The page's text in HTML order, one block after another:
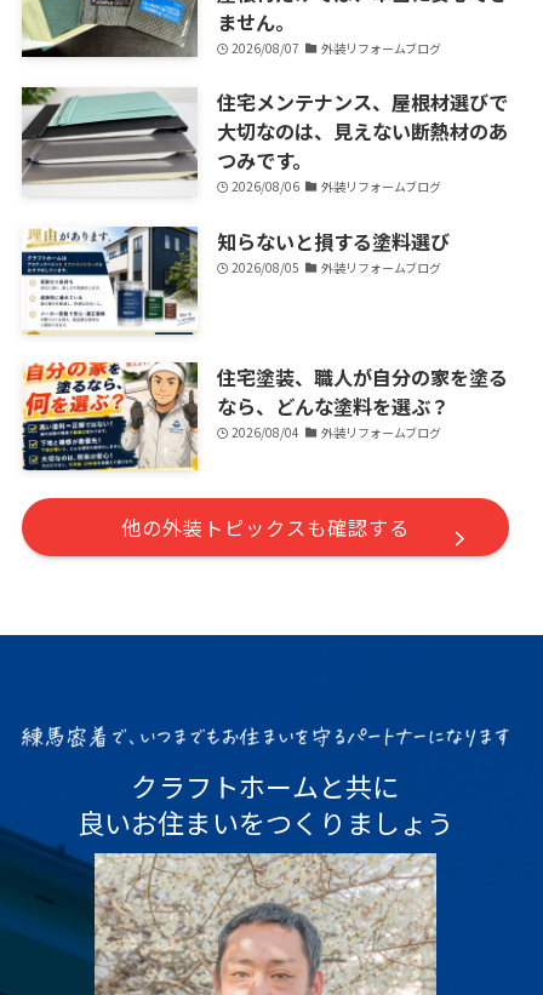
ません。
2026/08/07 外装リフォームブログ
住宅メンテナンス、屋根材選びで
大切なのは、見えない断熱材のあ
つみです。
2026/08/06 外装リフォームブログ
知らないと損する塗料選び
2026/08/05 外装リフォームブログ
住宅塗装、職人が自分の家を塗る
なら、どんな塗料を選ぶ？
2026/08/04 外装リフォームブログ
他の外装トピックスも確認する
クラフトホームと共に
良いお住まいをつくりましょう